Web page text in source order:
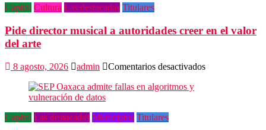
Capital Cultura Las destacadas Titulares
Pide director musical a autoridades creer en el valor
del arte
8 agosto, 2026 admin Comentarios desactivadosen
Capital Las destacadas Municipios Titulares